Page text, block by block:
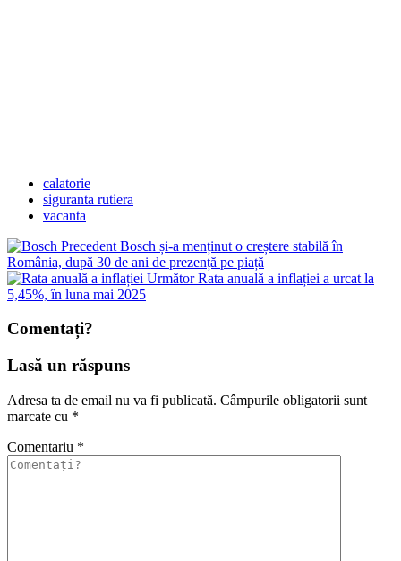
calatorie
siguranta rutiera
vacanta
Precedent Bosch și-a menținut o creștere stabilă în
România, după 30 de ani de prezență pe piață
Următor Rata anuală a inflației a urcat la
5,45%, în luna mai 2025
Comentați?
Lasă un răspuns
Adresa ta de email nu va fi publicată. Câmpurile obligatorii sunt
marcate cu *
Comentariu *